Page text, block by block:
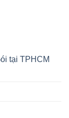
tại TPHCM